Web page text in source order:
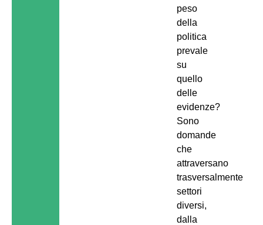
peso
della
politica
prevale
su
quello
delle
evidenze?
Sono
domande
che
attraversano
trasversalmente
settori
diversi,
dalla